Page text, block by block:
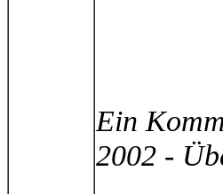
Ein
2002 -